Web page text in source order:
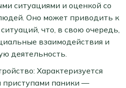
ситуациями и оценкой со
Оно может приводить к
что, в свою очередь,
взаимодействия и
деятельность.
Характеризуется
паники —